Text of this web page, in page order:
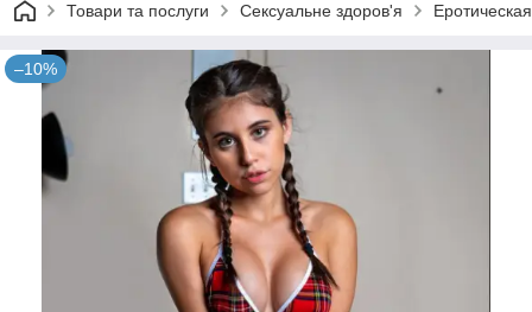
Товари та послуги Сексуальне здоров'я
–10%